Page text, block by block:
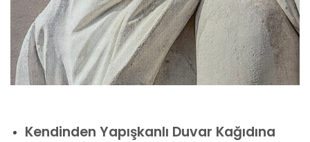
Kendinden Yapışkanlı Duvar Kağıdına